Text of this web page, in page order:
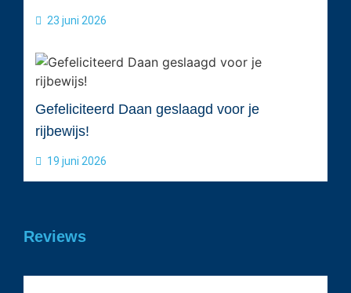
23 juni 2026
Gefeliciteerd Daan geslaagd voor je
rijbewijs!
19 juni 2026
Reviews